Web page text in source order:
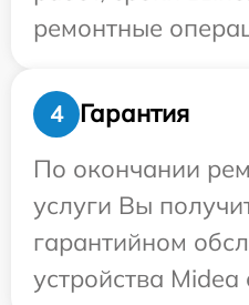
ремонтные
4
Гарантия
По окончании
услуги Вы
гарантийном
устройства